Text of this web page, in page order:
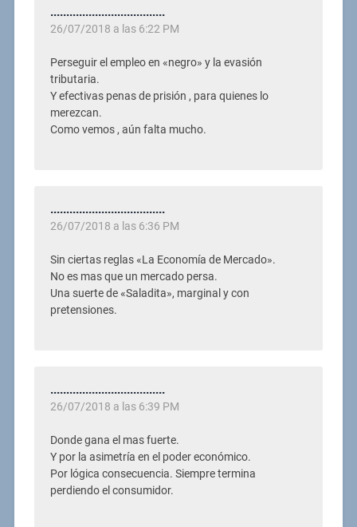
....................................
26/07/2018 a las 6:22 PM
Perseguir el empleo en «negro» y la evasión
tributaria.
Y efectivas penas de prisión , para quienes lo
merezcan.
Como vemos , aún falta mucho.
....................................
26/07/2018 a las 6:36 PM
Sin ciertas reglas «La Economía de Mercado».
No es mas que un mercado persa.
Una suerte de «Saladita», marginal y con
pretensiones.
....................................
26/07/2018 a las 6:39 PM
Donde gana el mas fuerte.
Y por la asimetría en el poder económico.
Por lógica consecuencia. Siempre termina
perdiendo el consumidor.